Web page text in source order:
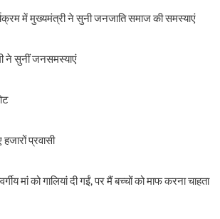
में मुख्यमंत्री ने सुनी जनजाति समाज की समस्याएं
ने सुनीं जनसमस्याएं
प्रवासी
मां को गालियां दी गईं, पर मैं बच्चों को माफ करना चाहता